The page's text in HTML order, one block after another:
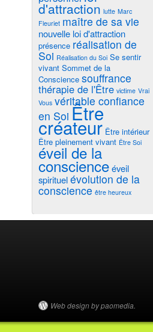
d'attraction lutte Marc
Fleuriet maître de sa vie
nouvelle loi d'attraction
présence réalisation de
Soi Réalisation du Soi Se sentir
vivant Sommet de la
Conscience souffrance
thérapie de l'Être victime Vrai
Vous véritable confiance
en Soi Être
créateur Être intérieur
Être pleinement vivant Être Soi
éveil de la
conscienceéveil
spirituelévolution de la
conscience être heureux
Web design by paomedia.